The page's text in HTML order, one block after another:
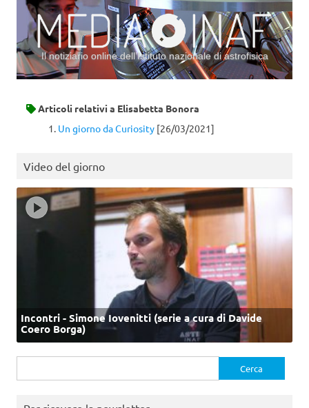
Il notiziario online dell’Istituto nazionale di astrofisica
Articoli relativi a Elisabetta Bonora
Un giorno da Curiosity [26/03/2021]
Video del giorno
Incontri - Simone Iovenitti (serie a cura di Davide
Coero Borga)
per: